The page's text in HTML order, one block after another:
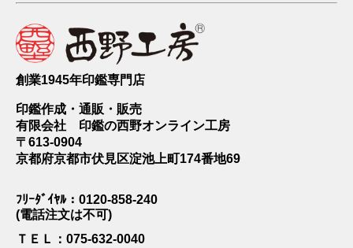
創業1945年印鑑専門店
印鑑作成・通販・販売
有限会社 印鑑の西野オンライン工房
〒613-0904
京都府京都市伏見区淀池上町174番地69
ﾌﾘｰﾀﾞｲﾔﾙ：0120-858-240
(電話注文は不可)
ＴＥＬ：075-632-0040